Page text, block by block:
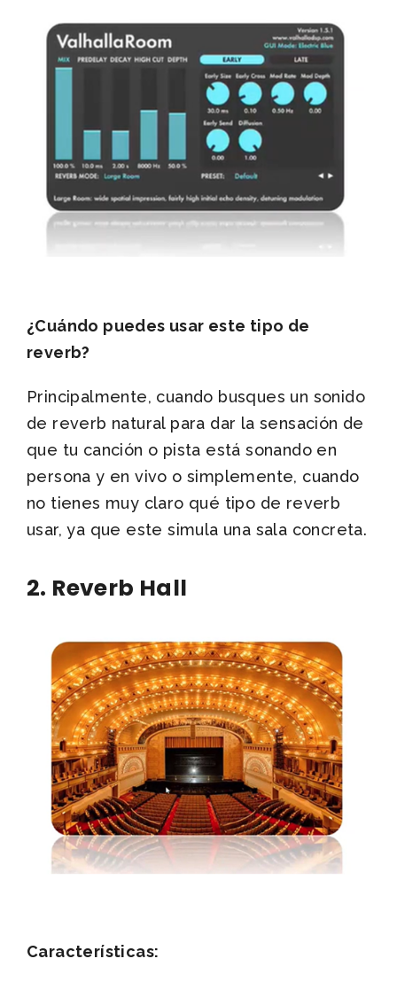
¿Cuándo puedes usar este tipo de
reverb?
Principalmente, cuando busques un sonido
de reverb natural para dar la sensación de
que tu canción o pista está sonando en
persona y en vivo o simplemente, cuando
no tienes muy claro qué tipo de reverb
usar, ya que este simula una sala concreta.
2. Reverb Hall
Características: